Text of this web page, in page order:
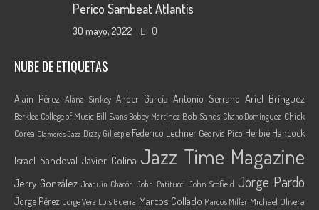
Perico Sambeat Atlantis
30 mayo, 2022 0
NUBE DE ETIQUETAS
Alain Pérez Alana Sinkey Ander García Antonio Serrano Ariel Brínguez
Berklee College of Music Bill Evans Bobby Martínez Bob Sands Chano Domínguez Chick
Corea Clamores Jazz Dizzy Gillespie Federico Lechner Georvis Pico Herbie Hancock
Israel Sandoval Javier Colina Jazz Time Magazine
Jerry González Joaquin Chacón John Patitucci John Scofield Jorge Pardo
Jorge Pérez Jorge Vera Luis Guerra Marcos Collado Marcus Miller Michael Olivera